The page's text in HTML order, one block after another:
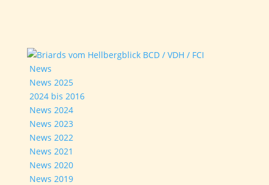
News
News 2025
2024 bis 2016
News 2024
News 2023
News 2022
News 2021
News 2020
News 2019